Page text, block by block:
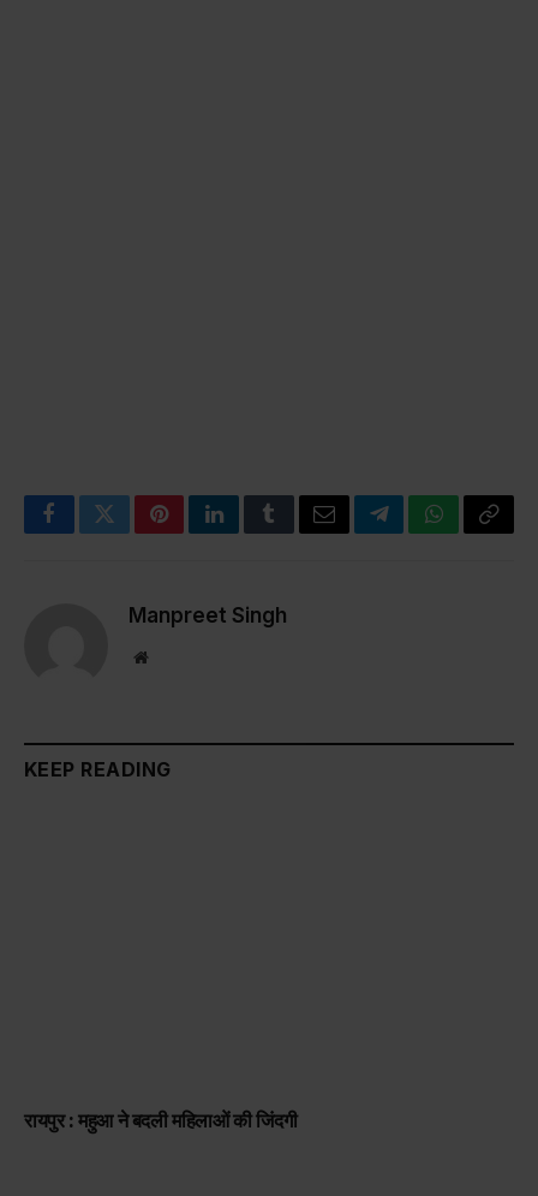
FacebookTwitterPinterestLinkedInTumblrEmailTelegramWhatsApp
Copy
Manpreet Singh
Website
KEEP READING
रायपुर : महुआ ने बदली महिलाओं की जिंदगी